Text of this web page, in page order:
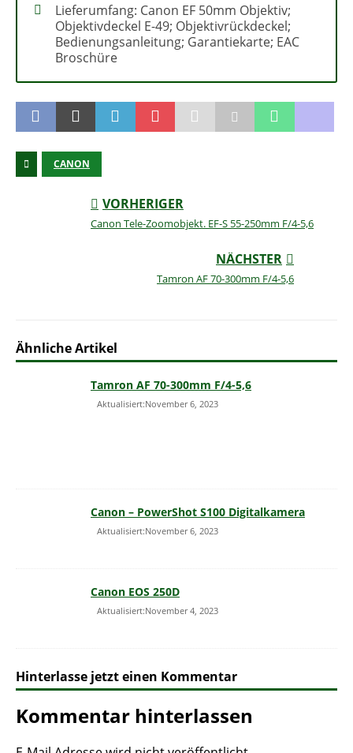
Lieferumfang: Canon EF 50mm Objektiv;
Objektivdeckel E-49; Objektivrückdeckel;
Bedienungsanleitung; Garantiekarte; EAC
Broschüre
CANON
VORHERIGER
Canon Tele-Zoomobjekt. EF-S 55-250mm F/4-5,6
NÄCHSTER
Tamron AF 70-300mm F/4-5,6
Ähnliche Artikel
Tamron AF 70-300mm F/4-5,6
Aktualisiert:November 6, 2023
Canon – PowerShot S100 Digitalkamera
Aktualisiert:November 6, 2023
Canon EOS 250D
Aktualisiert:November 4, 2023
Hinterlasse jetzt einen Kommentar
Kommentar hinterlassen